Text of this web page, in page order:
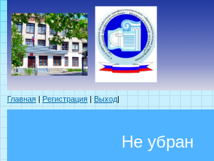
Главная | Регистрация | Выход|
Не убран